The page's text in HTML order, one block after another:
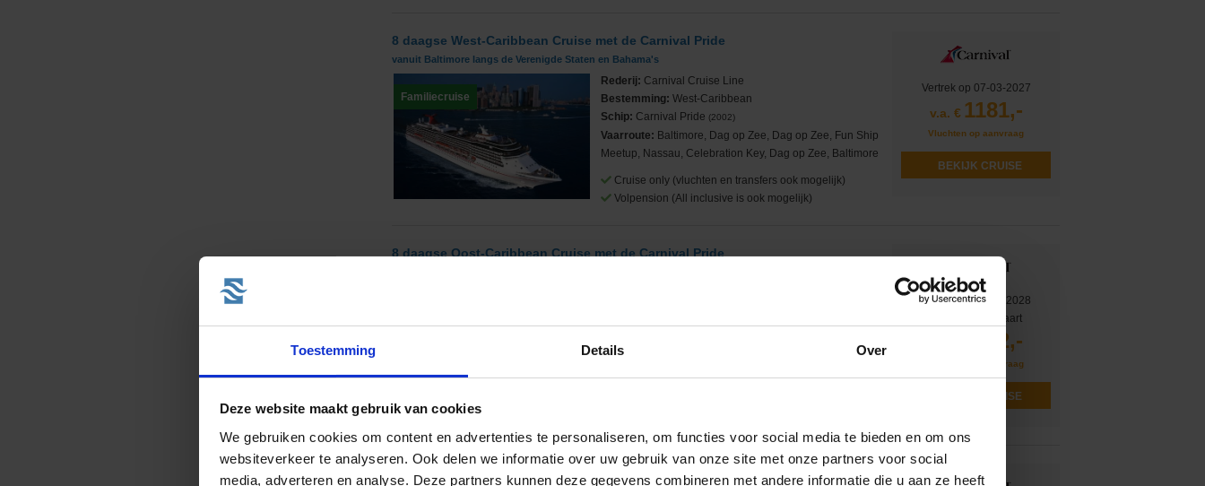
Toestemming Details Over
Deze website maakt gebruik van cookies
We gebruiken cookies om content en advertenties te personaliseren, om functies voor social media te bieden en om ons
websiteverkeer te analyseren. Ook delen we informatie over uw gebruik van onze site met onze partners voor social
media, adverteren en analyse. Deze partners kunnen deze gegevens combineren met andere informatie die u aan ze heeft
8 daagse West-Caribbean Cruise met de Carnival Pride
vanuit Baltimore langs de Verenigde Staten en Bahama's
Familiecruise
Rederij: Carnival Cruise Line
Bestemming:West-Caribbean
Schip: Carnival Pride (2002)
Vaarroute: Baltimore, Dag op Zee, Dag op Zee, Fun Ship
Meetup, Nassau, Celebration Key, Dag op Zee, Baltimore
Cruise only (vluchten en transfers ook mogelijk)
Volpension (All inclusive is ook mogelijk)
Vertrek op 07-03-2027
v.a. € 1181,-
Vluchten op aanvraag
BEKIJK CRUISE
8 daagse Oost-Caribbean Cruise met de Carnival Pride
Schip:Carnival Pride(2002)
Vaarroute:
Baltimore, Dag op Zee, Dag op Zee, Nassau,
Vertrek op 20-02-2028
of 1 andere afvaart
1032,-
Vluchten op aanvraag
BEKIJK CRUISE
15 daagse Groenland Cruise met de Carnival Pride